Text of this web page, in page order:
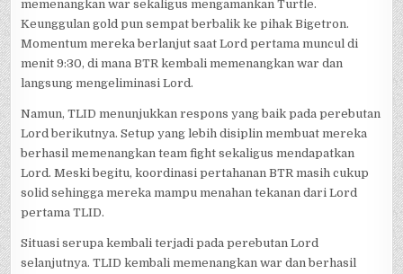
memenangkan war sekaligus mengamankan Turtle.
Keunggulan gold pun sempat berbalik ke pihak Bigetron.
Momentum mereka berlanjut saat Lord pertama muncul di
menit 9:30, di mana BTR kembali memenangkan war dan
langsung mengeliminasi Lord.
Namun, TLID menunjukkan respons yang baik pada perebutan
Lord berikutnya. Setup yang lebih disiplin membuat mereka
berhasil memenangkan team fight sekaligus mendapatkan
Lord. Meski begitu, koordinasi pertahanan BTR masih cukup
solid sehingga mereka mampu menahan tekanan dari Lord
pertama TLID.
Situasi serupa kembali terjadi pada perebutan Lord
selanjutnya. TLID kembali memenangkan war dan berhasil